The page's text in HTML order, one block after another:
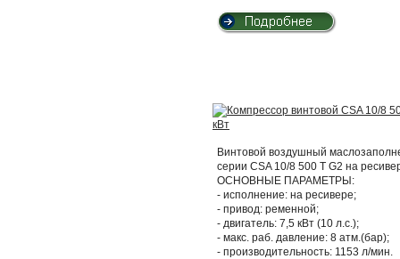
Винтовой воздушный
серии CSA 10/8 500 T G2 на
ОСНОВНЫЕ ПАРАМЕТРЫ:
- исполнение: на ресивере;
- привод: ременной;
- двигатель: 7,5 кВт (10 л.с.);
- макс. раб. давление: 8 атм.(бар);
- производительность: 1153 л/мин.